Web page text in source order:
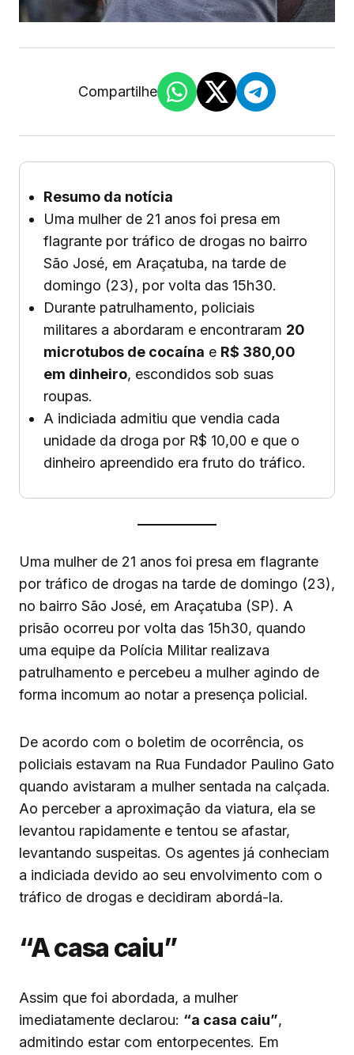
Compartilhe
Resumo da notícia
Uma mulher de 21 anos foi presa em
flagrante por tráfico de drogas no bairro
São José, em Araçatuba, na tarde de
domingo (23), por volta das 15h30.
Durante patrulhamento, policiais
militares a abordaram e encontraram 20
microtubos de cocaína e R$ 380,00
em dinheiro, escondidos sob suas
roupas.
A indiciada admitiu que vendia cada
unidade da droga por R$ 10,00 e que o
dinheiro apreendido era fruto do tráfico.
Uma mulher de 21 anos foi presa em flagrante
por tráfico de drogas na tarde de domingo (23),
no bairro São José, em Araçatuba (SP). A
prisão ocorreu por volta das 15h30, quando
uma equipe da Polícia Militar realizava
patrulhamento e percebeu a mulher agindo de
forma incomum ao notar a presença policial.
De acordo com o boletim de ocorrência, os
policiais estavam na Rua Fundador Paulino Gato
quando avistaram a mulher sentada na calçada.
Ao perceber a aproximação da viatura, ela se
levantou rapidamente e tentou se afastar,
levantando suspeitas. Os agentes já conheciam
a indiciada devido ao seu envolvimento com o
tráfico de drogas e decidiram abordá-la.
“A casa caiu”
Assim que foi abordada, a mulher
imediatamente declarou: “a casa caiu”,
admitindo estar com entorpecentes. Em